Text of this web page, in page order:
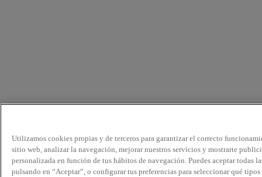
Utilizamos cookies propias y de terceros para garantizar el correcto
sitio web, analizar la navegación, mejorar nuestros servicios y mostrarte
personalizada en función de tus hábitos de navegación. Puedes aceptar todas
pulsando en “Aceptar”, o configurar tus preferencias para seleccionar qué tipos